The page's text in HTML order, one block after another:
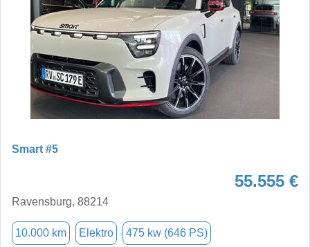
Smart #5
55.555 €
Ravensburg, 88214
10.000 km Elektro 475 kw (646 PS)